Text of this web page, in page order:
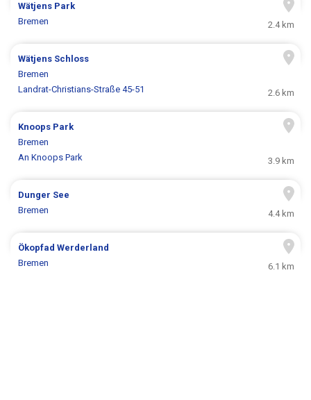
Wätjens Park
Bremen
2.4 km
Wätjens Schloss
Bremen
Landrat-Christians-Straße 45-51
2.6 km
Knoops Park
Bremen
An Knoops Park
3.9 km
Dunger See
Bremen
4.4 km
Ökopfad Werderland
Bremen
6.1 km